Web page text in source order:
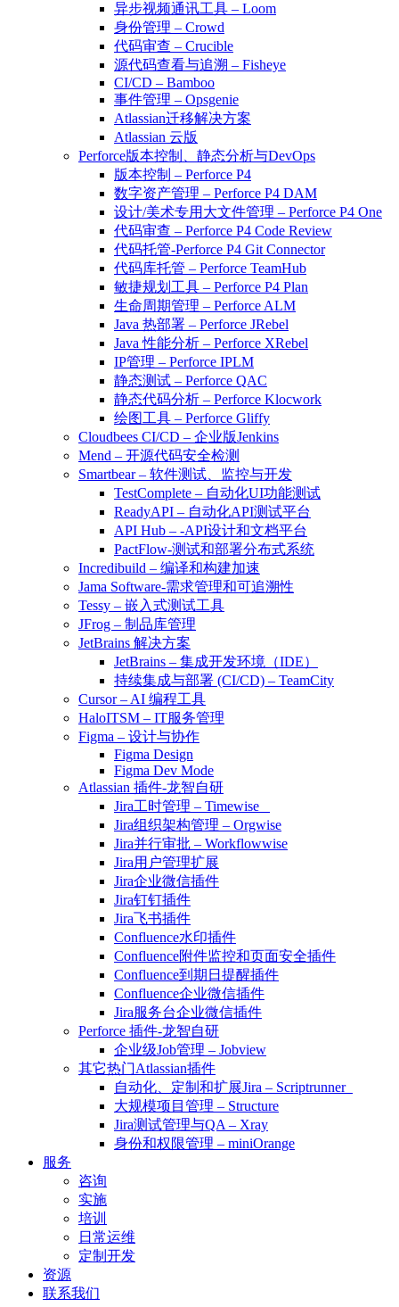
异步视频通讯工具 – Loom
身份管理 – Crowd
代码审查 – Crucible
源代码查看与追溯 – Fisheye
CI/CD – Bamboo
事件管理 – Opsgenie
Atlassian迁移解决方案
Atlassian 云版
Perforce版本控制、静态分析与DevOps
版本控制 – Perforce P4
数字资产管理 – Perforce P4 DAM
设计/美术专用大文件管理 – Perforce P4 One
代码审查 – Perforce P4 Code Review
代码托管-Perforce P4 Git Connector
代码库托管 – Perforce TeamHub
敏捷规划工具 – Perforce P4 Plan
生命周期管理 – Perforce ALM
Java 热部署 – Perforce JRebel
Java 性能分析 – Perforce XRebel
IP管理 – Perforce IPLM
静态测试 – Perforce QAC
静态代码分析 – Perforce Klocwork
绘图工具 – Perforce Gliffy
Cloudbees CI/CD – 企业版Jenkins
Mend – 开源代码安全检测
Smartbear – 软件测试、监控与开发
TestComplete – 自动化UI功能测试
ReadyAPI – 自动化API测试平台
API Hub – -API设计和文档平台
PactFlow-测试和部署分布式系统
Incredibuild – 编译和构建加速
Jama Software-需求管理和可追溯性
Tessy – 嵌入式测试工具
JFrog – 制品库管理
JetBrains 解决方案
JetBrains – 集成开发环境（IDE）
持续集成与部署 (CI/CD) – TeamCity
Cursor – AI 编程工具
HaloITSM – IT服务管理
Figma – 设计与协作
Figma Design
Figma Dev Mode
Atlassian 插件-龙智自研
Jira工时管理 – Timewise
Jira组织架构管理 – Orgwise
Jira并行审批 – Workflowwise
Jira用户管理扩展
Jira企业微信插件
Jira钉钉插件
Jira飞书插件
Confluence水印插件
Confluence附件监控和页面安全插件
Confluence到期日提醒插件
Confluence企业微信插件
Jira服务台企业微信插件
Perforce 插件-龙智自研
企业级Job管理 – Jobview
其它热门Atlassian插件
自动化、定制和扩展Jira – Scriptrunner
大规模项目管理 – Structure
Jira测试管理与QA – Xray
身份和权限管理 – miniOrange
服务
咨询
实施
培训
日常运维
定制开发
资源
联系我们